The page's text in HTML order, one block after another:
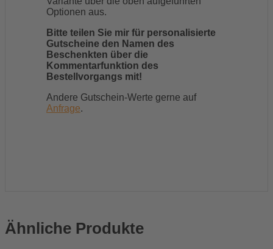
Optionen aus.
Bitte teilen Sie mir für personalisierte
Gutscheine den Namen des
Beschenkten über die
Kommentarfunktion des
Bestellvorgangs mit!
Andere Gutschein-Werte gerne auf
Anfrage.
Ähnliche Produkte